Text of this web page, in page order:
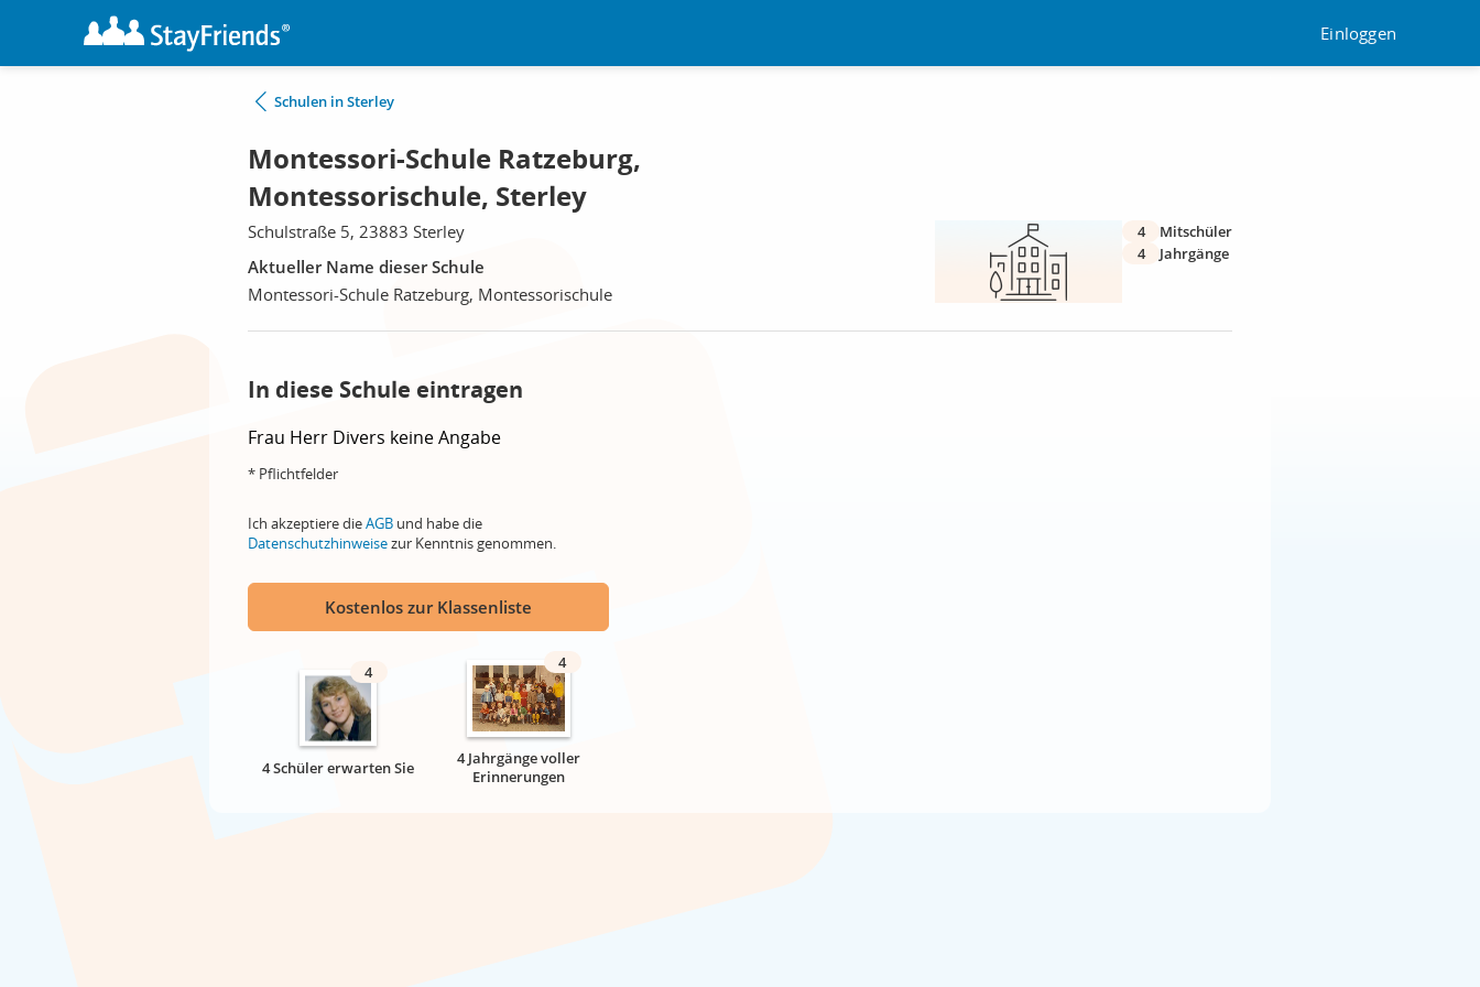
Einloggen
Schulen in Sterley
Montessori-Schule Ratzeburg,
Montessorischule, Sterley
Schulstraße 5, 23883 Sterley
Aktueller Name dieser Schule
Montessori-Schule Ratzeburg, Montessorischule
4
Mitschüler
4
Jahrgänge
In diese Schule eintragen
Frau Herr Divers keine Angabe
* Pflichtfelder
Ich akzeptiere dieAGB und habe die
Datenschutzhinweisezur Kenntnis genommen.
Kostenlos zur Klassenliste
4
4 Schüler erwarten Sie
4
4 Jahrgänge voller
Erinnerungen